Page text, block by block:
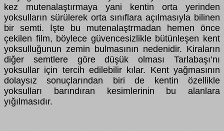
kez mutenalaştırmaya yani kentin orta yerinden
yoksulların sürülerek orta sınıflara açılmasıyla bilinen
bir semti. İşte bu mutenalaştrmadan hemen önce
çekilen film, böylece güvencesizlikle bütünleşen kent
yoksulluğunun zemin bulmasının nedenidir. Kiraların
diğer semtlere göre düşük olması Tarlabaşı’nı
yoksullar için tercih edilebilir kılar. Kent yağmasının
dolaysız sonuçlarından biri de kentin özellikle
yoksulları barındıran kesimlerinin bu alanlara
yığılmasıdır.